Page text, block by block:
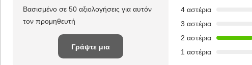
Βασισμένο σε 50 αξιολογήσεις για αυτόν
τον προμηθευτή
Γράψτε μια
4 αστέρια
3 αστέρια
2 αστέρια
1 αστέρια